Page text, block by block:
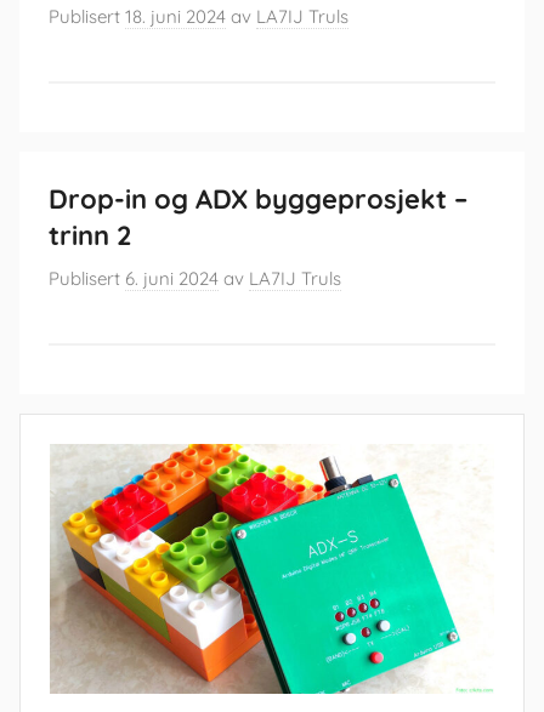
Publisert 18. juni 2024 av LA7IJ Truls
Drop-in og ADX byggeprosjekt –
trinn 2
Publisert 6. juni 2024 av LA7IJ Truls